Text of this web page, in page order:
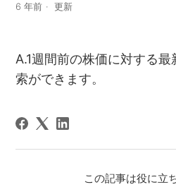
6 年前 更新
A.1週間前の株価に対する
索ができます。
この記事は役に立